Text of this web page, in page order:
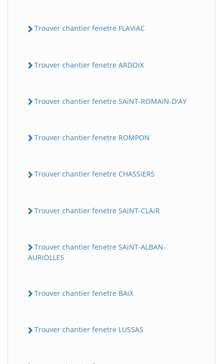
Trouver chantier fenetre FLAViAC
Trouver chantier fenetre ARDOiX
Trouver chantier fenetre SAiNT-ROMAiN-D'AY
Trouver chantier fenetre ROMPON
Trouver chantier fenetre CHASSiERS
Trouver chantier fenetre SAiNT-CLAiR
Trouver chantier fenetre SAiNT-ALBAN-
AURiOLLES
Trouver chantier fenetre BAiX
Trouver chantier fenetre LUSSAS
BatiWebPro